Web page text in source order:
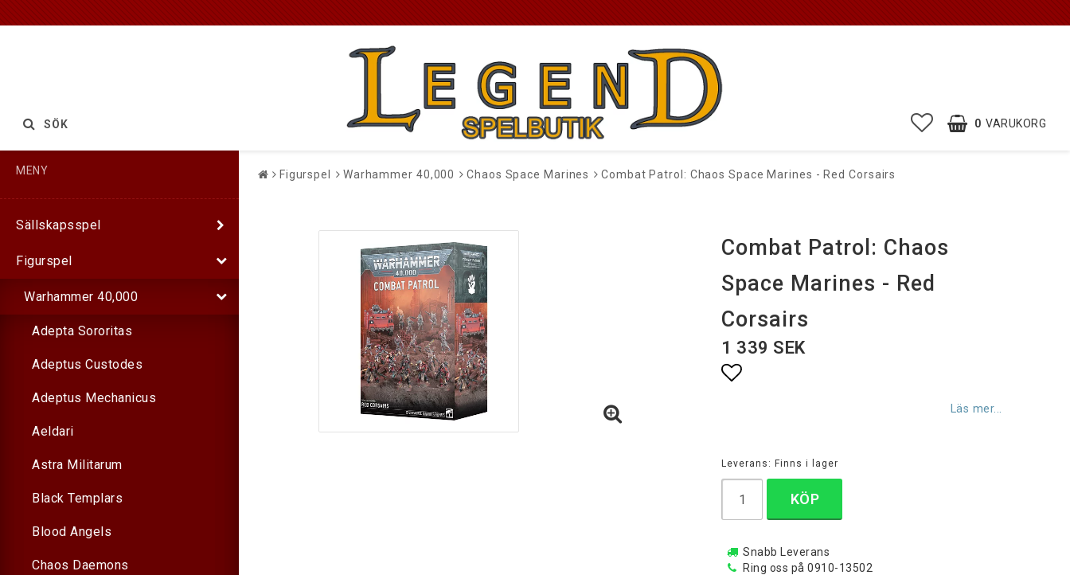
0 VARUKORG
SÖK
MENY
Sällskapsspel
Figurspel
Warhammer 40,000
Adepta Sororitas
Adeptus Custodes
Adeptus Mechanicus
Aeldari
Astra Militarum
Black Templars
Blood Angels
Chaos Daemons
Figurspel Warhammer 40,000 Chaos Space Marines Combat Patrol: Chaos Space Marines - Red Corsairs
Combat Patrol: Chaos
Space Marines - Red
Corsairs
1 339 SEK
Läs mer...
Leverans: Finns i lager
KÖP
Snabb Leverans
Ring oss på 0910-13502